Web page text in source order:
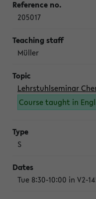
205017
Müller
Lehrstuhlseminar
Course taught in
S
Tue 8:30-10:00 in V2-